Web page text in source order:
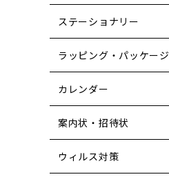
ステーショナリー
ラッピング・パッケージ
カレンダー
案内状・招待状
ウィルス対策